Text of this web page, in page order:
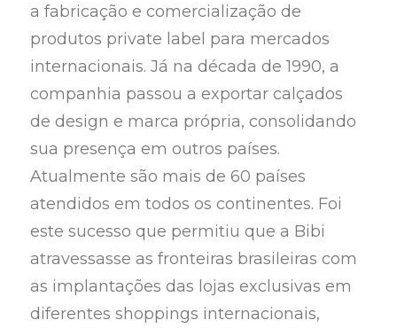
a fabricação e comercialização de
produtos private label para mercados
internacionais. Já na década de 1990, a
companhia passou a exportar calçados
de design e marca própria, consolidando
sua presença em outros países.
Atualmente são mais de 60 países
atendidos em todos os continentes. Foi
este sucesso que permitiu que a Bibi
atravessasse as fronteiras brasileiras com
as implantações das lojas exclusivas em
diferentes shoppings internacionais,